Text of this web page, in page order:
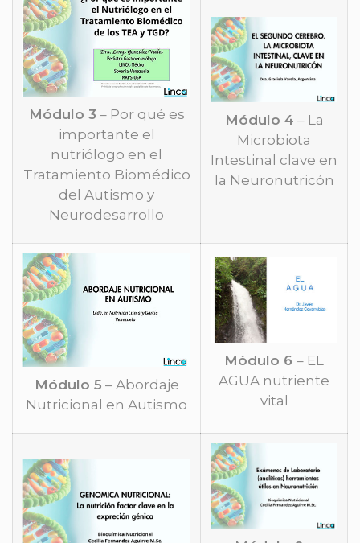
Módulo 3 – Por qué es
importante el
nutriólogo en el
Tratamiento Biomédico
del Autismo y
Neurodesarrollo
Módulo 4 – La
Microbiota
Intestinal clave en
la Neuronutricón
Módulo 5 – Abordaje
Nutricional en Autismo
Módulo 6 – EL
AGUA nutriente
vital